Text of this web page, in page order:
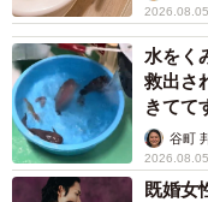
2026.08.05
水をく
救出さ
きてて
は……
谷町
2026.08.05
既婚女